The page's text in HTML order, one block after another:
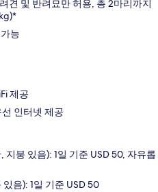
견 및 반려묘만 허용, 총 2마리까지
능
제공
인터넷 제공
지붕 있음): 1일 기준 USD 50, 자유롭
음): 1일 기준 USD 50